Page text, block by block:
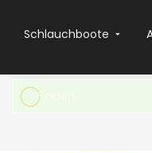
Schlauchboote